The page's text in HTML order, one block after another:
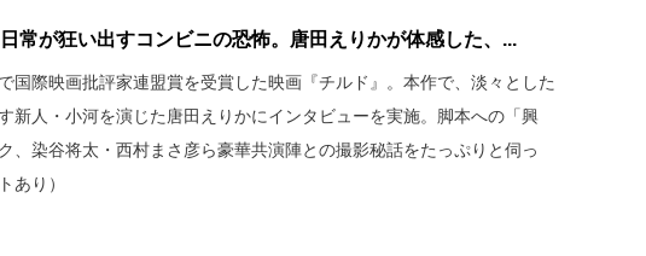
日常が狂い出すコンビニの恐怖。唐田えりかが体感した、...
国際映画批評家連盟賞を受賞した映画『チルド』。本作で、淡々とした
新人・小河を演じた唐田えりかにインタビューを実施。脚本への「興
、染谷将太・西村まさ彦ら豪華共演陣との撮影秘話をたっぷりと伺っ
あり）